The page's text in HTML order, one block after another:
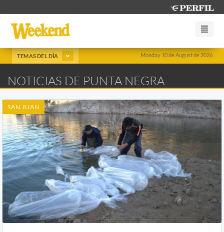
Monday 10 de August de 2026
TEMAS DEL DÍA
NOTICIAS DE PUNTA NEGRA
SAN JUAN